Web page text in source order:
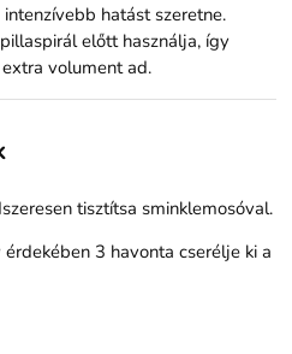
hatást szeretne.
előtt használja, így
volument ad.
tisztítsa sminklemosóval.
3 havonta cserélje ki a